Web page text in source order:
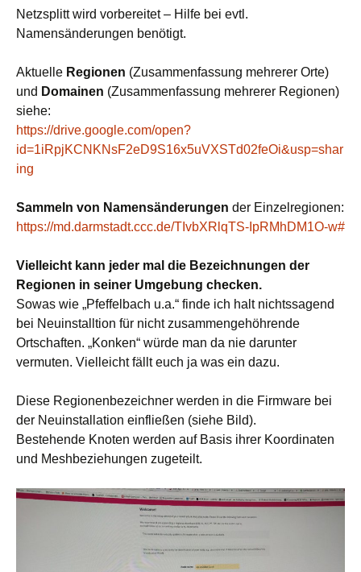
Netzsplitt wird vorbereitet – Hilfe bei evtl.
Namensänderungen benötigt.
Aktuelle Regionen (Zusammenfassung mehrerer Orte)
und Domainen (Zusammenfassung mehrerer Regionen)
siehe:
https://drive.google.com/open?
id=1iRpjKCNKNsF2eD9S16x5uVXSTd02feOi&usp=shar
ing
Sammeln von Namensänderungen der Einzelregionen:
https://md.darmstadt.ccc.de/TIvbXRlqTS-IpRMhDM1O-w#
Vielleicht kann jeder mal die Bezeichnungen der
Regionen in seiner Umgebung checken.
Sowas wie „Pfeffelbach u.a.“ finde ich halt nichtssagend
bei Neuinstalltion für nicht zusammengehöhrende
Ortschaften. „Konken“ würde man da nie darunter
vermuten. Vielleicht fällt euch ja was ein dazu.
Diese Regionenbezeichner werden in die Firmware bei
der Neuinstallation einfließen (siehe Bild).
Bestehende Knoten werden auf Basis ihrer Koordinaten
und Meshbeziehungen zugeteilt.